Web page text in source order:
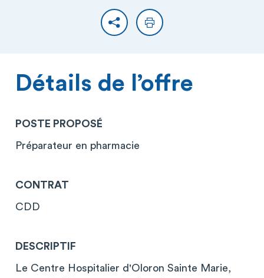
PartagerImprimer
Détails de l’offre
POSTE PROPOSÉ
Préparateur en pharmacie
CONTRAT
CDD
DESCRIPTIF
Le Centre Hospitalier d'Oloron Sainte Marie,